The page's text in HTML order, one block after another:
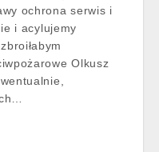
ochrona serwis i
i acylujemy
Olkusz